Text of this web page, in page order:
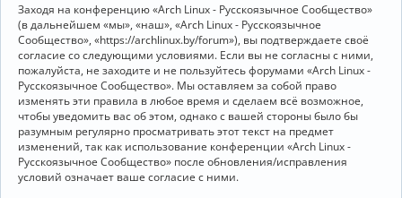
и
н
та
ц
и
я
Заходя на конференцию «Arch Linux - Русскоязычное Сообщество»
(в дальнейшем «мы», «наш», «Arch Linux - Русскоязычное
Сообщество», «https://archlinux.by/forum»), вы подтверждаете своё
согласие со следующими условиями. Если вы не согласны с ними,
пожалуйста, не заходите и не пользуйтесь форумами «Arch Linux -
Русскоязычное Сообщество». Мы оставляем за собой право
изменять эти правила в любое время и сделаем всё возможное,
чтобы уведомить вас об этом, однако с вашей стороны было бы
разумным регулярно просматривать этот текст на предмет
изменений, так как использование конференции «Arch Linux -
Русскоязычное Сообщество» после обновления/исправления
условий означает ваше согласие с ними.